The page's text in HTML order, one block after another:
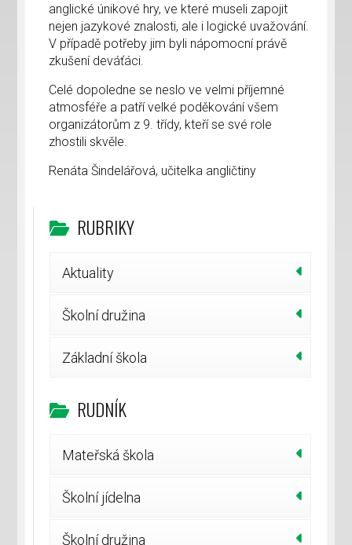
anglické únikové hry, ve které museli zapojit
nejen jazykové znalosti, ale i logické uvažování.
V případě potřeby jim byli nápomocní právě
zkušení deváťáci.
Celé dopoledne se neslo ve velmi příjemné
atmosféře a patří velké poděkování všem
organizátorům z 9. třídy, kteří se své role
zhostili skvěle.
Renáta Šindelářová, učitelka angličtiny
RUBRIKY
Aktuality
Školní družina
Základní škola
RUDNÍK
Mateřská škola
Školní jídelna
Školní družina